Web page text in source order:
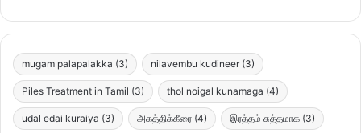
mugam palapalakka (3) nilavembu kudineer (3)
Piles Treatment in Tamil (3) thol noigal kunamaga (4)
udal edai kuraiya (3) அகத்திக்கீரை (4) இரத்தம் சுத்தமாக (3)